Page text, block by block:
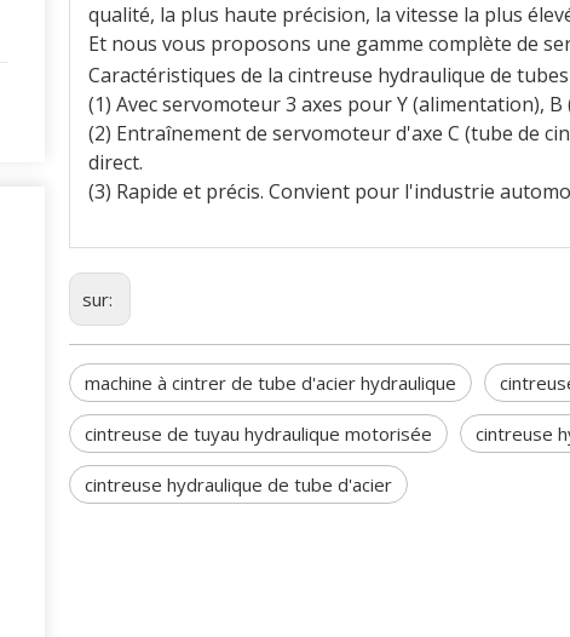
qualité, la plus haute précision, la vitesse la plus
Et nous vous proposons une gamme complète de
Caractéristiques de la cintreuse hydraulique de
(1) Avec servomoteur 3 axes pour Y (alimentation),
(2) Entraînement de servomoteur d'axe C (tube de
direct.
(3) Rapide et précis. Convient pour l'industrie
sur:
machine à cintrer de tube d'acier hydraulique
cintreuse de tuyau hydraulique motorisée cintreuse
cintreuse hydraulique de tube d'acier